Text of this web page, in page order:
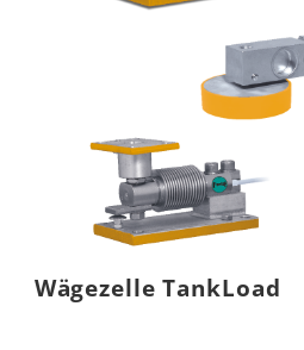
Wägezelle TankLoad